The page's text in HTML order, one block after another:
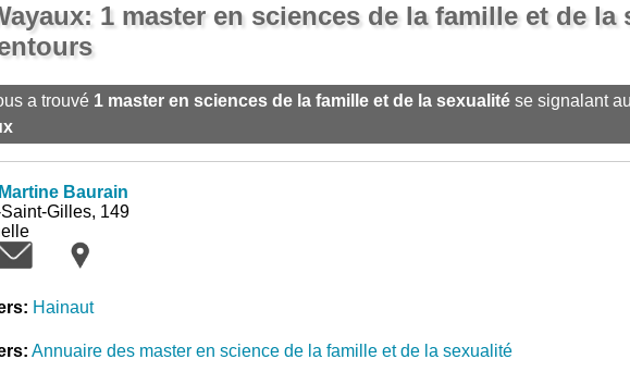
1 master en sciences de la famille et de la
a trouvé 1 master en sciences de la famille et de la sexualitése signalant
Baurain
Gilles, 149
Hainaut
Annuaire des master en science de la famille et de la sexualité